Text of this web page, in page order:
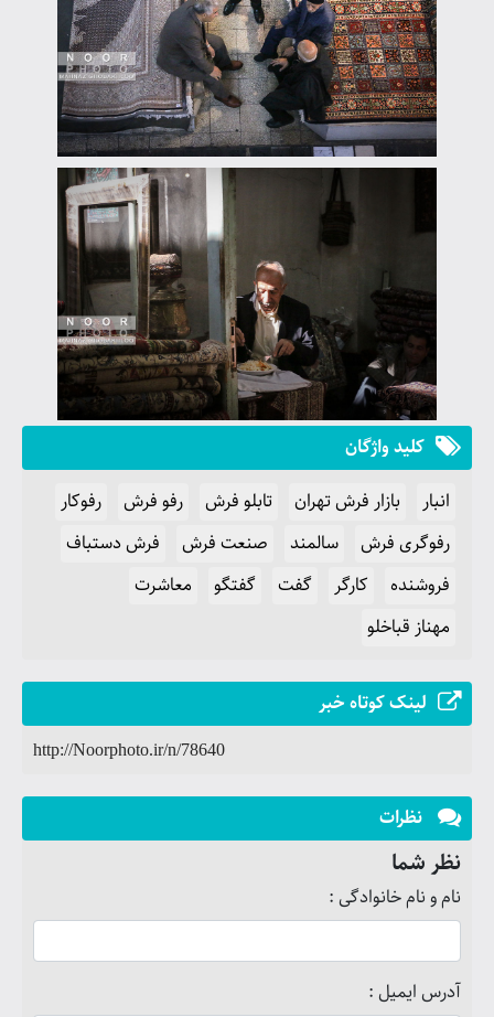
کلید واژگان
انبار
بازار فرش تهران تابلو فرش رفو فرش
رفوکار
رفوگری فرش
سالمند صنعت فرش
فرش دستباف
فروشنده
کارگر گفت گفتگو
معاشرت
مهناز قباخلو
لینک کوتاه خبر
http://Noorphoto.ir/n/78640
نظرات
نظر شما
نام و نام خانوادگی :
آدرس ایمیل :